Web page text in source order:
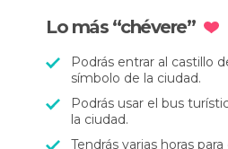
Lo más “chévere”
Podrás entrar al castillo
símbolo de la ciudad.
Podrás usar el bus
la ciudad.
Tendrás varias horas